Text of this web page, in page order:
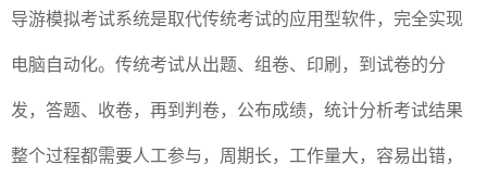
导游模拟考试系统是取代传统考试的应用型软件，完全实现
电脑自动化。传统考试从出题、组卷、印刷，到试卷的分
发，答题、收卷，再到判卷，公布成绩，统计分析考试结果
整个过程都需要人工参与，周期长，工作量大，容易出错，